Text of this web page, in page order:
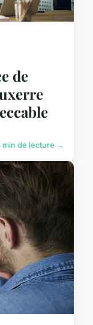
de
min de lecture →